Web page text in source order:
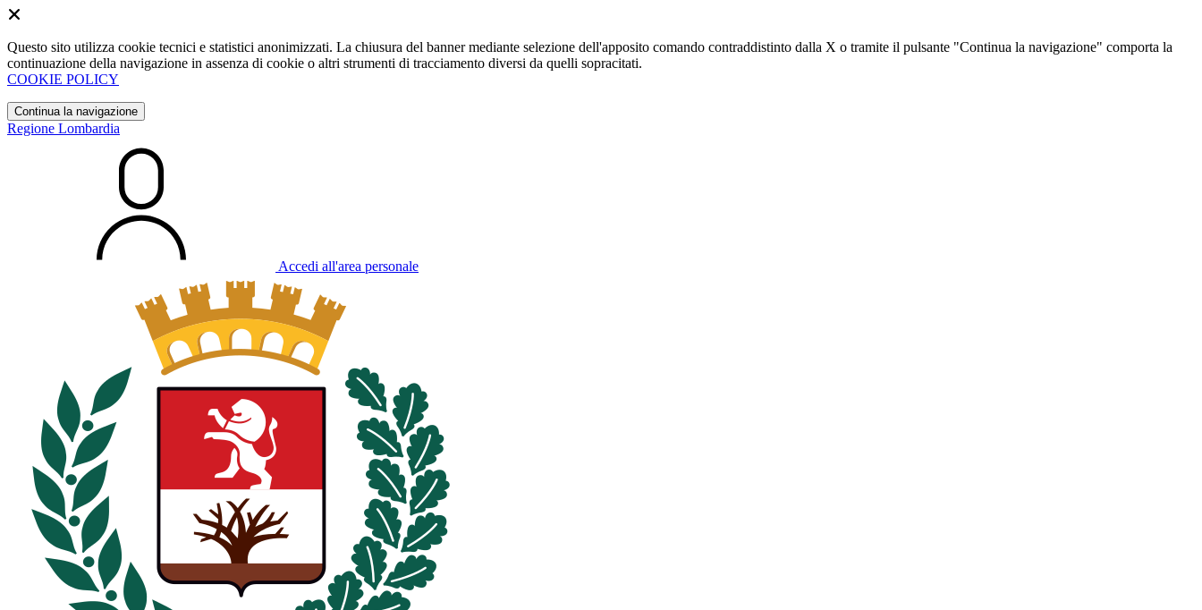
Questo sito utilizza cookie tecnici e statistici anonimizzati. La chiusura del banner mediante selezione dell'apposito comando contraddistinto dalla X o tramite il pulsante "Continua la navigazione" comporta la
continuazione della navigazione in assenza di cookie o altri strumenti di tracciamento diversi da quelli sopracitati.
COOKIE POLICY
Continua la navigazione
Regione Lombardia
Accedi all'area personale